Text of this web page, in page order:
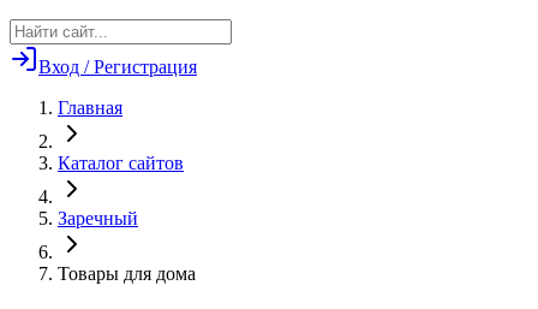
Вход / Регистрация
Главная
Каталог сайтов
Заречный
Товары для дома